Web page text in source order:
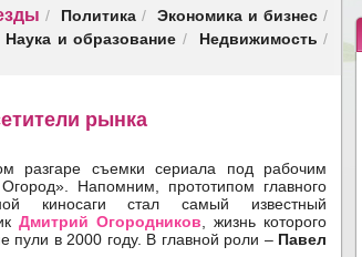
/ Политика/ Экономика и бизнес /
Наука и образование / Недвижимость /
рынка
разгаре съемки сериала под рабочим
Напомним, прототипом главного
киносаги стал самый известный
Дмитрий Огородников , жизнь которого
пули в 2000 году. В главной роли – Павел